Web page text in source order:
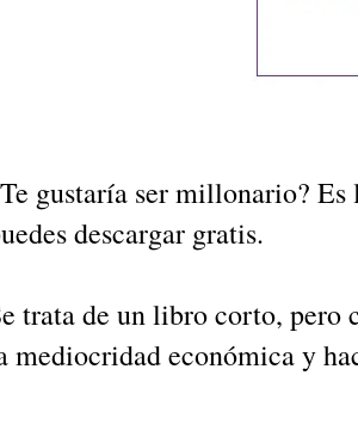
gustaría ser millonario?
descargar gratis.
trata de un libro corto, pero
mediocridad económica y